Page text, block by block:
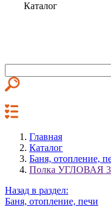
Каталог
Главная
Каталог
Баня, отопление,
Полка УГЛОВАЯ
Назад в раздел:
Баня, отопление, печи